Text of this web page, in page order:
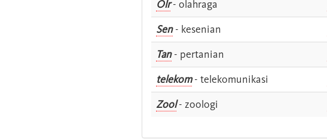
Olr- olahraga
Sen- kesenian
Tan- pertanian
telekom- telekomunikasi
Zool- zoologi